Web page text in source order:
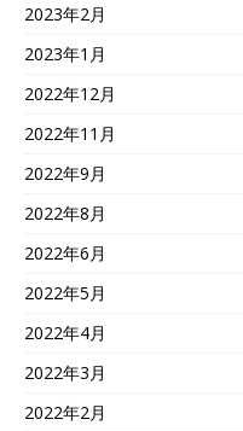
2023年2月
2023年1月
2022年12月
2022年11月
2022年9月
2022年8月
2022年6月
2022年5月
2022年4月
2022年3月
2022年2月